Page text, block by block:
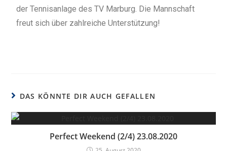
der Tennisanlage des TV Marburg. Die Mannschaft
freut sich über zahlreiche Unterstützung!
DAS KÖNNTE DIR AUCH GEFALLEN
Perfect Weekend (2/4) 23.08.2020